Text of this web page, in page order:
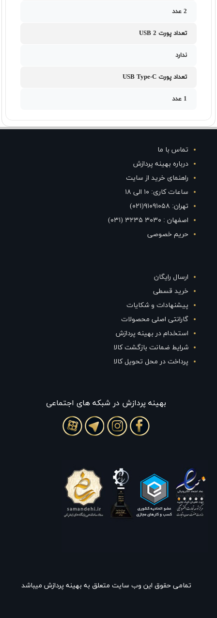
2 عدد
تعداد پورت USB 2
ندارد
تعداد پورت USB Type-C
1 عدد
تماس با ما
درباره بهینه پردازش
راهنمای خرید از سایت
ساعات کاری: ۱۰ الی ۱۸
تهران: ۹۱۰۹۱۰۵۸(۰۲۱)
اصفهان : ۳۰۳۰ ۳۲۳۵ (۰۳۱)
حریم خصوصی
ارسال رایگان
خرید قسطی
پیشنهادات و شکایات
گارانتی اصلی محصولات
استخدام در بهینه پردازش
شرایط ضمانت بازگشت کالا
پرداخت در محل تحویل کالا
بهينه پردازش در شبکه های اجتماعی
تمامی حقوق این وب سایت متعلق به بهینه پردازش میباشد